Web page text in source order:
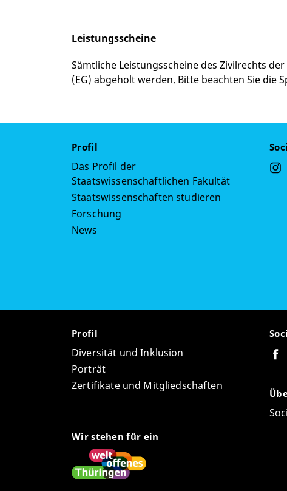
Leistungsscheine
Sämtliche Leistungsscheine des Zivilrechts
(EG) abgeholt werden. Bitte beachten Sie die
Profil
Das Profil der
Staatswissenschaftlichen Fakultät
Staatswissenschaften studieren
Forschung
News
Profil
Diversität und Inklusion
Porträt
Zertifikate und Mitgliedschaften
Wir stehen für ein